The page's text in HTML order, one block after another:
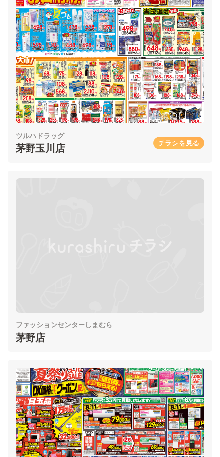
ツルハドラッグ
茅野玉川店 チラシを見る
ファッションセンターしまむら
茅野店